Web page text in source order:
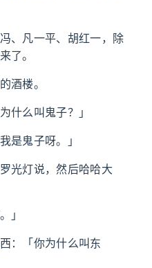
、凡一平、胡红一，除
了。
酒楼。
什么叫鬼子？」
是鬼子呀。」
光灯说，然后哈哈大
」
：「你为什么叫东